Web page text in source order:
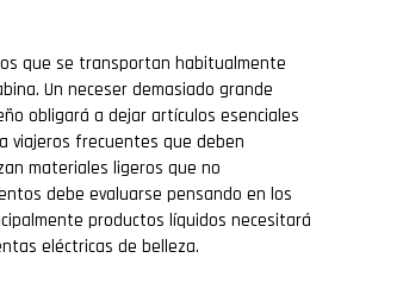
que se transportan habitualmente
Un neceser demasiado grande
obligará a dejar artículos esenciales
viajeros frecuentes que deben
materiales ligeros que no
debe evaluarse pensando en los
productos líquidos necesitará
eléctricas de belleza.